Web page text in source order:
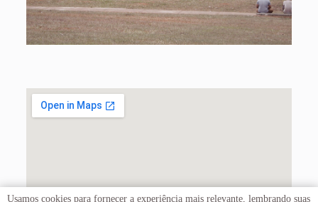
Usamos cookies para fornecer a experiência mais relevante, lembrando suas